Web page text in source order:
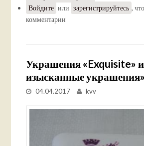
Войдите или зарегистрируйтесь ,
комментарии
Украшения «Exquisite»
изысканные украшения»
04.04.2017 kvv